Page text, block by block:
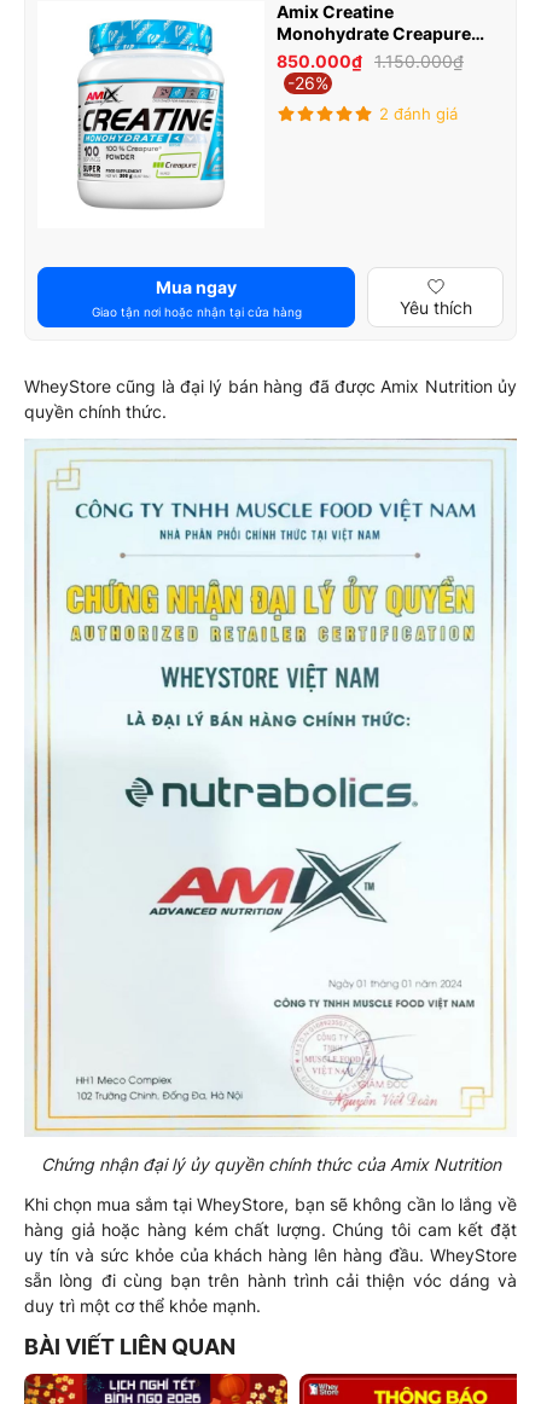
Amix Creatine
Monohydrate Creapure
300g
850.000₫ 1.150.000₫
-26%
2 đánh giá
Mua ngay
Giao tận nơi hoặc nhận tại cửa hàng Yêu thích
WheyStore cũng là đại lý bán hàng đã được Amix Nutrition ủy
quyền chính thức.
Chứng nhận đại lý ủy quyền chính thức của Amix Nutrition
Khi chọn mua sắm tại WheyStore, bạn sẽ không cần lo lắng về
hàng giả hoặc hàng kém chất lượng. Chúng tôi cam kết đặt
uy tín và sức khỏe của khách hàng lên hàng đầu. WheyStore
sẵn lòng đi cùng bạn trên hành trình cải thiện vóc dáng và
duy trì một cơ thể khỏe mạnh.
BÀI VIẾT LIÊN QUAN